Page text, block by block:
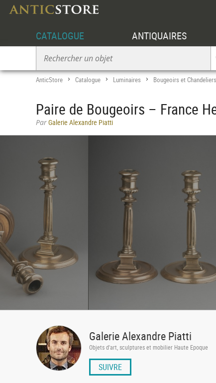
CATALOGUE ANTIQUAIRES
AnticStore > Catalogue > Luminaires > Bougeoirs et Chandeliers
Paire de Bougeoirs – France
ParGalerie Alexandre Piatti
Galerie Alexandre Piatti
Objets d'art, sculptures et mobilier Haute Epoque
SUIVRE